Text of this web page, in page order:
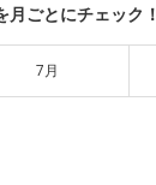
ごとにチェック！
7月